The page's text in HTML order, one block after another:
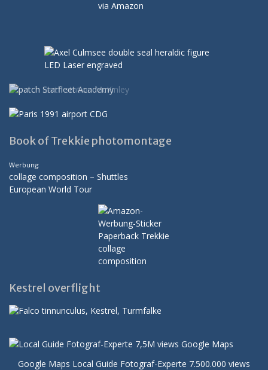
Book of Trekkie photomontage
Werbung:
collage composition – Shuttles
European World Tour
Kestrel overflight
Google Maps Local Guide Fotograf-Experte 7.500.000 views